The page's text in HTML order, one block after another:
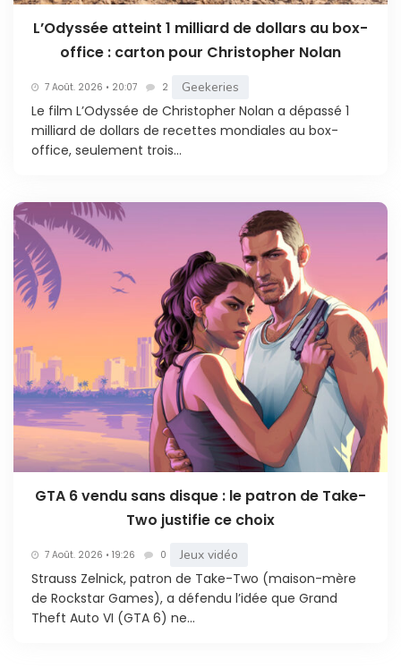
L’Odyssée atteint 1 milliard de dollars au box-
office : carton pour Christopher Nolan
7 Août. 2026 • 20:07 2 Geekeries
Le film L’Odyssée de Christopher Nolan a dépassé 1
milliard de dollars de recettes mondiales au box-
office, seulement trois...
GTA 6 vendu sans disque : le patron de Take-
Two justifie ce choix
7 Août. 2026 • 19:26 0 Jeux vidéo
Strauss Zelnick, patron de Take-Two (maison-mère
de Rockstar Games), a défendu l’idée que Grand
Theft Auto VI (GTA 6) ne...